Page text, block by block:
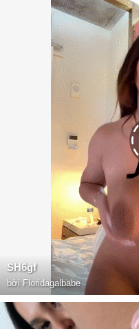
SH6gf
bởi Floridagalbabe